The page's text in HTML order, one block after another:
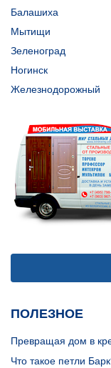
Балашиха
Мытищи
Зеленоград
Ногинск
Железнодорожный
ПОЛЕЗНОЕ
Превращая дом в
Что такое петли